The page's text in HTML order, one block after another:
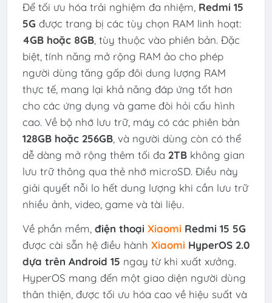
Để tối ưu hóa trải nghiệm đa nhiệm, Redmi 15
5G được trang bị các tùy chọn RAM linh hoạt:
4GB hoặc 8GB, tùy thuộc vào phiên bản. Đặc
biệt, tính năng mở rộng RAM ảo cho phép
người dùng tăng gấp đôi dung lượng RAM
thực tế, mang lại khả năng đáp ứng tốt hơn
cho các ứng dụng và game đòi hỏi cấu hình
cao. Về bộ nhớ lưu trữ, máy có các phiên bản
128GB hoặc 256GB, và người dùng còn có thể
dễ dàng mở rộng thêm tối đa 2TBkhông gian
lưu trữ thông qua thẻ nhớ microSD. Điều này
giải quyết nỗi lo hết dung lượng khi cần lưu trữ
nhiều ảnh, video, game và tài liệu.
Về phần mềm, điện thoại Xiaomi Redmi 15 5G
được cài sẵn hệ điều hành Xiaomi HyperOS 2.0
dựa trên Android 15 ngay từ khi xuất xưởng.
HyperOS mang đến một giao diện người dùng
thân thiện, được tối ưu hóa cao về hiệu suất và